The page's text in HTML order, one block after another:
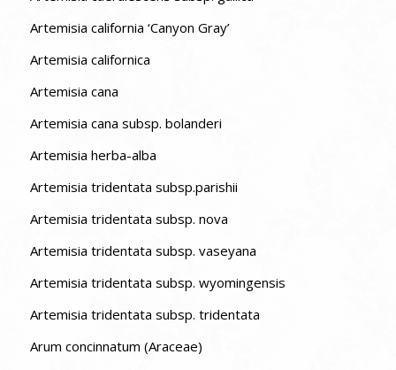
Artemisia california ‘Canyon Gray’
Artemisia californica
Artemisia cana
Artemisia cana subsp. bolanderi
Artemisia herba-alba
Artemisia tridentata subsp.parishii
Artemisia tridentata subsp. nova
Artemisia tridentata subsp. vaseyana
Artemisia tridentata subsp. wyomingensis
Artemisia tridentata subsp. tridentata
Arum concinnatum (Araceae)